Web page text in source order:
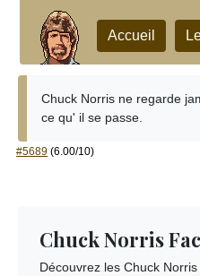
Accueil
Chuck Norris ne regarde
ce qu' il se passe.
#5689 (6.00/10)
Chuck Norris
Découvrez les Chuck